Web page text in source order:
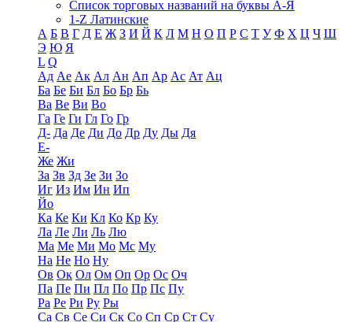
Список торговых названий на буквы А-Я
1-Z Латинские
А Б В Г Д Е Ж З И Й К Л М Н О П Р С Т У Ф Х Ц Ч Ш
Э Ю Я
L Q
Ад Ае Ак Ал Ан Ап Ар Ас Ат Ац
Ба Бе Би Бл Бо Бр Бь
Ва Ве Ви Во
Га Ге Ги Гл Го Гр
Д- Да Де Ди До Др Ду Ды Дя
Е-
Же Жи
За Зв Зд Зе Зи Зо
Иг Из Им Ин Ип
Йо
Ка Ке Ки Кл Ко Кр Ку
Ла Ле Ли Ль Лю
Ма Ме Ми Мо Мс Му
На Не Но Ну
Ов Ок Ол Ом Оп Ор Ос Оч
Па Пе Пи Пл По Пр Пс Пу
Ра Ре Ри Ру Ры
Са Св Се Си Ск Со Сп Ср Ст Су